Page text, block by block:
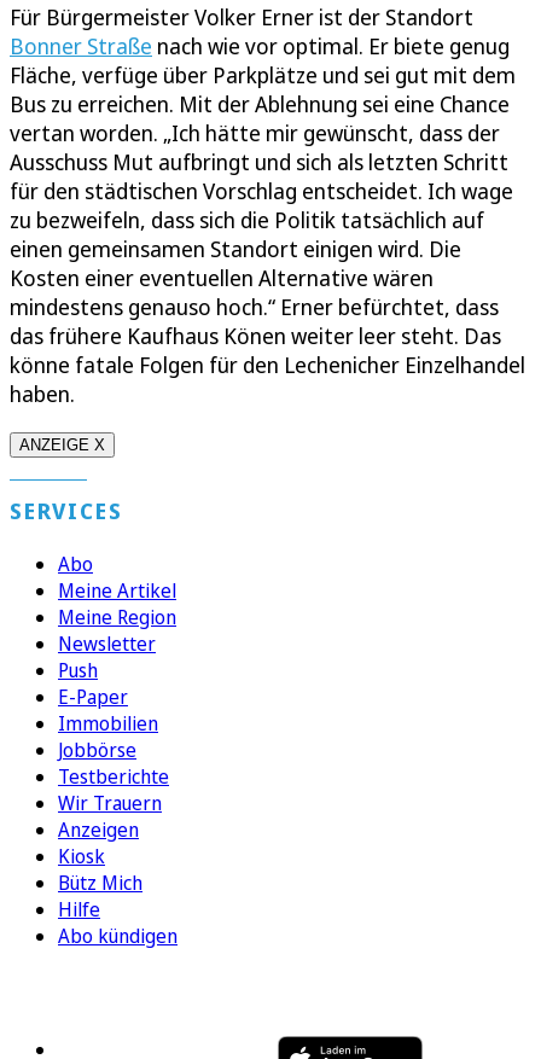
Für Bürgermeister Volker Erner ist der Standort
Bonner Straße nach wie vor optimal. Er biete genug
Fläche, verfüge über Parkplätze und sei gut mit dem
Bus zu erreichen. Mit der Ablehnung sei eine Chance
vertan worden. „Ich hätte mir gewünscht, dass der
Ausschuss Mut aufbringt und sich als letzten Schritt
für den städtischen Vorschlag entscheidet. Ich wage
zu bezweifeln, dass sich die Politik tatsächlich auf
einen gemeinsamen Standort einigen wird. Die
Kosten einer eventuellen Alternative wären
mindestens genauso hoch.“ Erner befürchtet, dass
das frühere Kaufhaus Könen weiter leer steht. Das
könne fatale Folgen für den Lechenicher Einzelhandel
haben.
ANZEIGE X
SERVICES
Abo
Meine Artikel
Meine Region
Newsletter
Push
E-Paper
Immobilien
Jobbörse
Testberichte
Wir Trauern
Anzeigen
Kiosk
Bütz Mich
Hilfe
Abo kündigen